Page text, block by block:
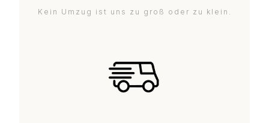
Kein Umzug ist uns zu groß oder zu klein.